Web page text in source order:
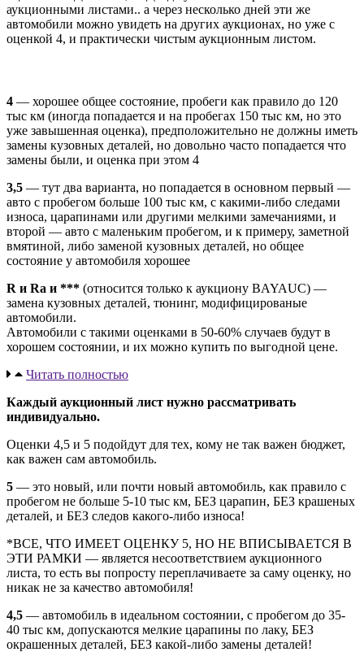
аукционными листами.. а через несколько дней эти же
автомобили можно увидеть на других аукционах, но уже с
оценкой 4, и практически чистым аукционным листом.
4 — хорошее общее состояние, пробеги как правило до 120
тыс км (иногда попадается и на пробегах 150 тыс км, но это
уже завышенная оценка), предположительно не должны иметь
замены кузовных деталей, но довольно часто попадается что
замены были, и оценка при этом 4
3,5 — тут два варианта, но попадается в основном первый —
авто с пробегом больше 100 тыс км, с какими-либо следами
износа, царапинами или другими мелкими замечаниями, и
второй — авто с маленьким пробегом, и к примеру, заметной
вмятиной, либо заменой кузовных деталей, но общее
состояние у автомобиля хорошее
R и Ra и *** (относится только к аукциону BAYAUC) —
замена кузовных деталей, тюнинг, модифицированые
автомобили.
Автомобили с такими оценками в 50-60% случаев будут в
хорошем состоянии, и их можно купить по выгодной цене.
Читать полностью
Каждый аукционный лист нужно рассматривать
индивидуально.
Оценки 4,5 и 5 подойдут для тех, кому не так важен бюджет,
как важен сам автомобиль.
5 — это новый, или почти новый автомобиль, как правило с
пробегом не больше 5-10 тыс км, БЕЗ царапин, БЕЗ крашеных
деталей, и БЕЗ следов какого-либо износа!
*ВСЕ, ЧТО ИМЕЕТ ОЦЕНКУ 5, НО НЕ ВПИСЫВАЕТСЯ В
ЭТИ РАМКИ — является несоответствием аукционного
листа, то есть вы попросту переплачиваете за саму оценку, но
никак не за качество автомобиля!
4,5 — автомобиль в идеальном состоянии, с пробегом до 35-
40 тыс км, допускаются мелкие царапины по лаку, БЕЗ
окрашенных деталей, БЕЗ какой-либо замены деталей!